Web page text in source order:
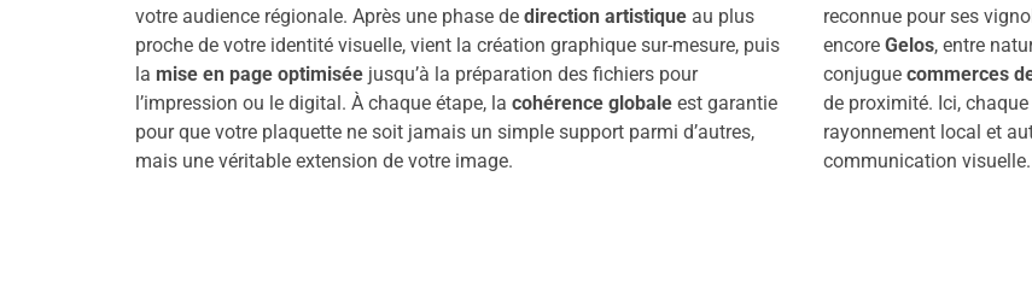
votre audience régionale. Après une phase de direction artistique au plus
proche de votre identité visuelle, vient la création graphique sur-mesure, puis
la mise en page optimisée jusqu’à la préparation des fichiers pour
l’impression ou le digital. À chaque étape, la cohérence globale est garantie
pour que votre plaquette ne soit jamais un simple support parmi d’autres,
mais une véritable extension de votre image.
reconnue pour ses
encore Gelos, entre
conjugue commerces
de proximité. Ici,
rayonnement local et
communication visuelle.